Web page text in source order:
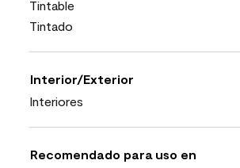
Tintable
Tintado
Interior/Exterior
Interiores
Recomendado para uso en